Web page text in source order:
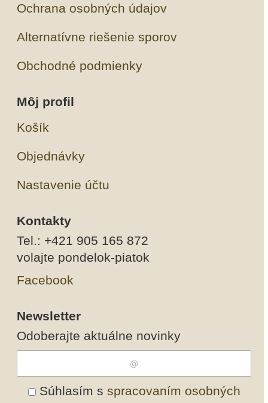
Ochrana osobných údajov
Alternatívne riešenie sporov
Obchodné podmienky
Môj profil
Košík
Objednávky
Nastavenie účtu
Kontakty
Tel.: +421 905 165 872
volajte pondelok-piatok
Facebook
Newsletter
Odoberajte aktuálne novinky
Súhlasím s spracovaním osobných